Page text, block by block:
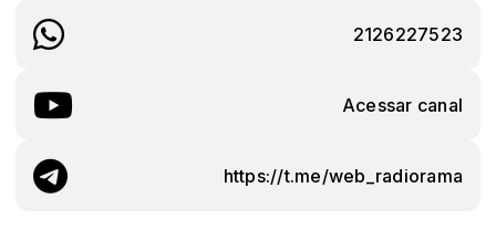
2126227523
Acessar canal
https://t.me/web_radiorama